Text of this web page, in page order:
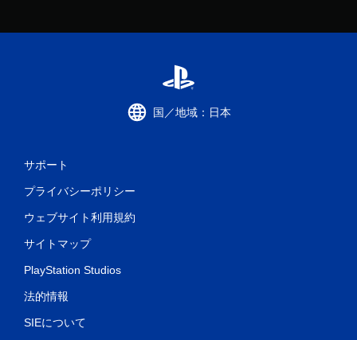
国／地域：日本
サポート
プライバシーポリシー
ウェブサイト利用規約
サイトマップ
PlayStation Studios
法的情報
SIEについて